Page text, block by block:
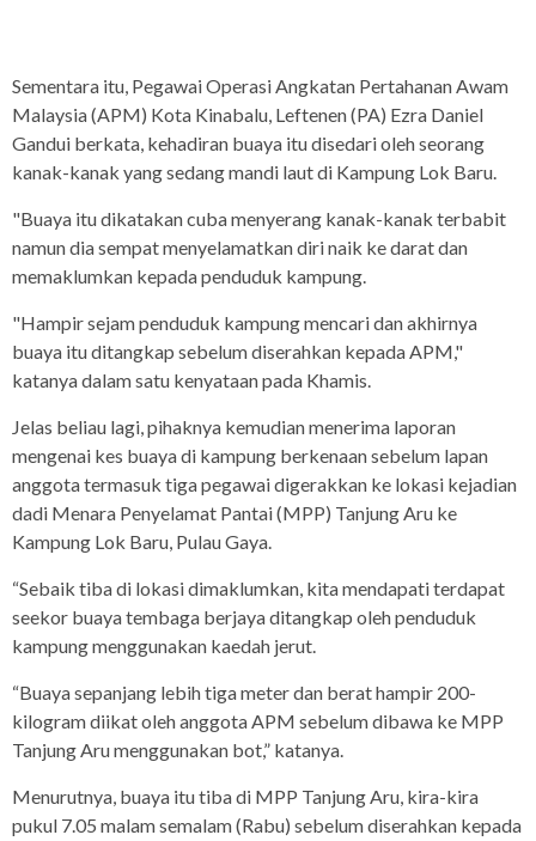
Sementara itu, Pegawai Operasi Angkatan Pertahanan Awam
Malaysia (APM) Kota Kinabalu, Leftenen (PA) Ezra Daniel
Gandui berkata, kehadiran buaya itu disedari oleh seorang
kanak-kanak yang sedang mandi laut di Kampung Lok Baru.
"Buaya itu dikatakan cuba menyerang kanak-kanak terbabit
namun dia sempat menyelamatkan diri naik ke darat dan
memaklumkan kepada penduduk kampung.
"Hampir sejam penduduk kampung mencari dan akhirnya
buaya itu ditangkap sebelum diserahkan kepada APM,"
katanya dalam satu kenyataan pada Khamis.
Jelas beliau lagi, pihaknya kemudian menerima laporan
mengenai kes buaya di kampung berkenaan sebelum lapan
anggota termasuk tiga pegawai digerakkan ke lokasi kejadian
dadi Menara Penyelamat Pantai (MPP) Tanjung Aru ke
Kampung Lok Baru, Pulau Gaya.
“Sebaik tiba di lokasi dimaklumkan, kita mendapati terdapat
seekor buaya tembaga berjaya ditangkap oleh penduduk
kampung menggunakan kaedah jerut.
“Buaya sepanjang lebih tiga meter dan berat hampir 200-
kilogram diikat oleh anggota APM sebelum dibawa ke MPP
Tanjung Aru menggunakan bot,” katanya.
Menurutnya, buaya itu tiba di MPP Tanjung Aru, kira-kira
pukul 7.05 malam semalam (Rabu) sebelum diserahkan kepada